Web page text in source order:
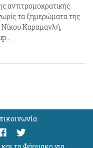
αντιτρομοκρατικής
τα ξημερώματα της
Νίκου Καραμανλή,